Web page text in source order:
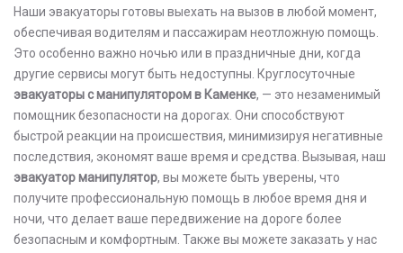
Наши эвакуаторы готовы выехать на вызов в любой момент,
обеспечивая водителям и пассажирам неотложную помощь.
Это особенно важно ночью или в праздничные дни, когда
другие сервисы могут быть недоступны. Круглосуточные
эвакуаторы с манипулятором в Каменке, — это незаменимый
помощник безопасности на дорогах. Они способствуют
быстрой реакции на происшествия, минимизируя негативные
последствия, экономят ваше время и средства. Вызывая, наш
эвакуатор манипулятор, вы можете быть уверены, что
получите профессиональную помощь в любое время дня и
ночи, что делает ваше передвижение на дороге более
безопасным и комфортным. Также вы можете заказать у нас